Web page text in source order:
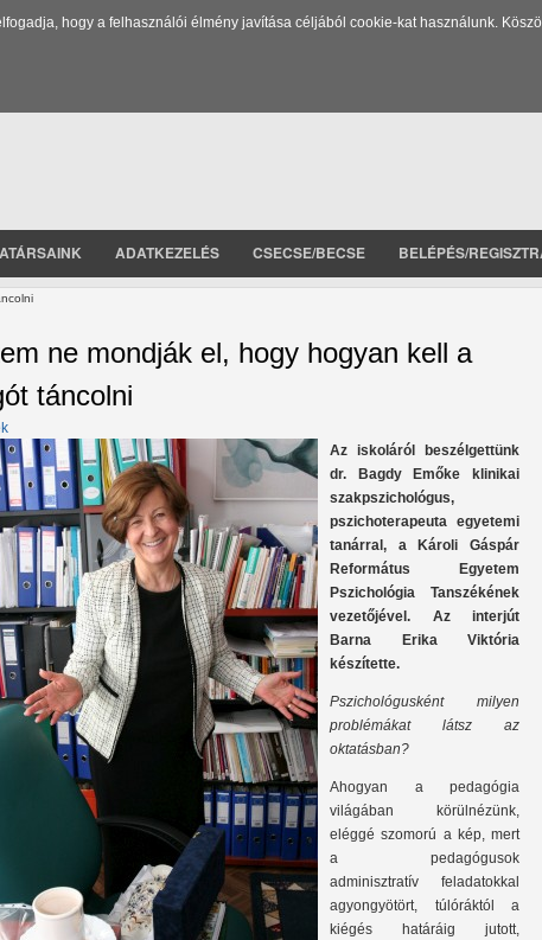
hogy a felhasználói élmény javítása céljából cookie-kat használunk.
ADATKEZELÉS CSECSE/BECSE BELÉPÉS/
ne mondják el, hogy hogyan kell a
táncolni
Az iskoláról beszélgettünk
dr. Bagdy Emőke klinikai
szakpszichológus,
pszichoterapeuta egyetemi
tanárral, a Károli Gáspár
Református Egyetem
Pszichológia Tanszékének
vezetőjével. Az interjút
Barna Erika Viktória
készítette.
Pszichológusként milyen
problémákat látsz az
oktatásban?
Ahogyan a pedagógia
világában körülnézünk,
eléggé szomorú a kép, mert
a pedagógusok
adminisztratív feladatokkal
agyongyötört, túlóráktól a
kiégés határáig jutott,